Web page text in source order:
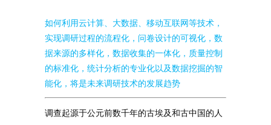
如何利用云计算、大数据、移动互联网等技术，
实现调研过程的流程化，问卷设计的可视化，数
据来源的多样化，数据收集的一体化，质量控制
的标准化，统计分析的专业化以及数据挖掘的智
能化，将是未来调研技术的发展趋势
调查起源于公元前数千年的古埃及和古中国的人